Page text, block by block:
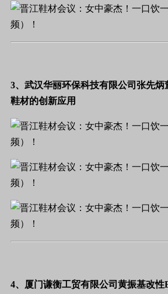
3、武汉华丽环保科技有限公司张先
鞋材的创新应用
4、厦门谦衡工贸有限公司黄振基改性